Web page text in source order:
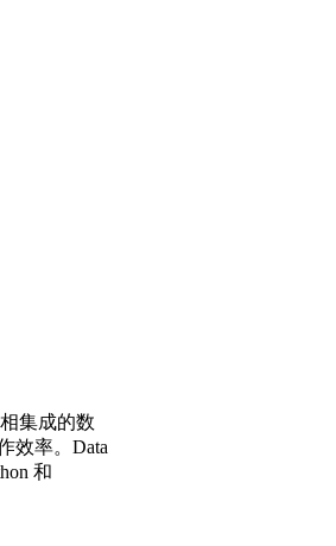
集成的数
效率。Data
和